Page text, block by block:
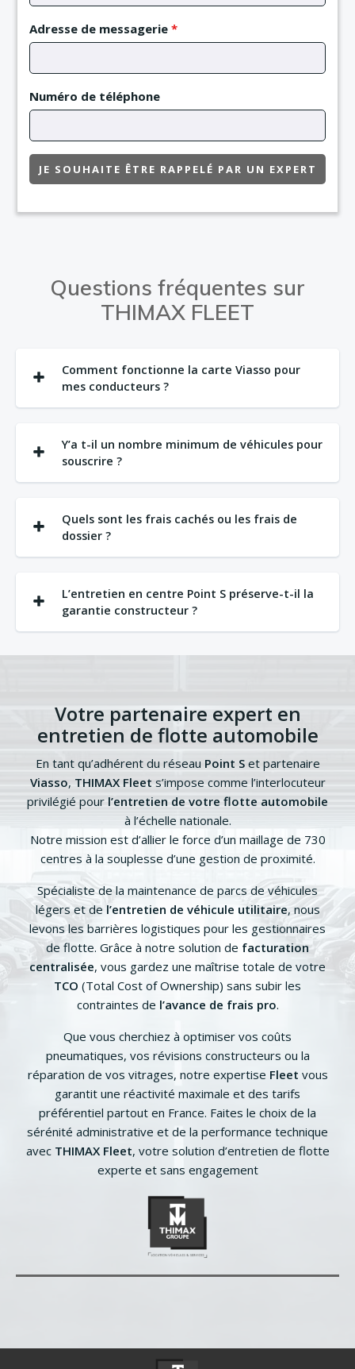
Adresse de messagerie*
Numéro de téléphone
JE SOUHAITE ÊTRE RAPPELÉ PAR UN EXPERT
Questions fréquentes sur
THIMAX FLEET
Comment fonctionne la carte Viasso pour
mes conducteurs ?
Y’a t-il un nombre minimum de véhicules pour
souscrire ?
Quels sont les frais cachés ou les frais de
dossier ?
L’entretien en centre Point S préserve-t-il la
garantie constructeur ?
Votre partenaire expert en
entretien de flotte automobile
En tant qu’adhérent du réseau Point Set partenaire
Viasso, THIMAX Fleet s’impose comme l’interlocuteur
privilégié pour l’entretien de votre flotte automobile
à l’échelle nationale.
Notre mission est d’allier le force d’un maillage de 730
centres à la souplesse d’une gestion de proximité.
Spécialiste de la maintenance de parcs de véhicules
légers et de l’entretien de véhicule utilitaire, nous
levons les barrières logistiques pour les gestionnaires
de flotte. Grâce à notre solution de facturation
centralisée, vous gardez une maîtrise totale de votre
TCO (Total Cost of Ownership) sans subir les
contraintes de l’avance de frais pro.
Que vous cherchiez à optimiser vos coûts
pneumatiques, vos révisions constructeurs ou la
réparation de vos vitrages, notre expertise Fleet vous
garantit une réactivité maximale et des tarifs
préférentiel partout en France. Faites le choix de la
sérénité administrative et de la performance technique
avec THIMAX Fleet, votre solution d’entretien de flotte
experte et sans engagement